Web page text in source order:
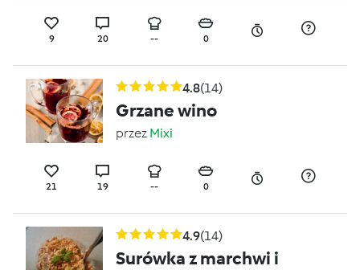
9 20 -- 0
4.8(14)
Grzane wino
przez Mixi
21 19 -- 0
4.9(14)
Surówka z marchwi i